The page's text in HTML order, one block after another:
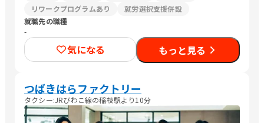
リワークプログラムあり
就労選択支援併設
就職先の職種
-
気になる もっと見る
つばきはらファクトリー
タクシー:JRびわこ線の稲枝駅より10分